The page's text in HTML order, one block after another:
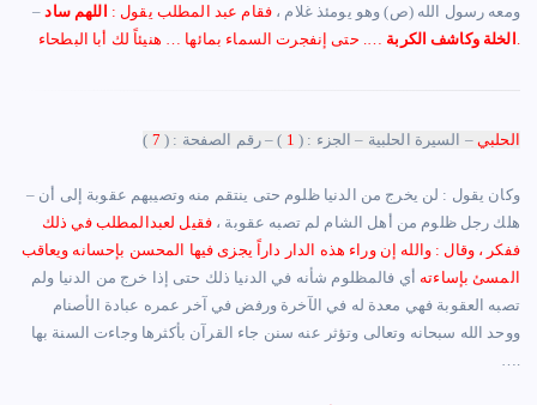
– ‏ومعه رسول الله (ص) وهو يومئذ غلام ،فقام عبد المطلب يقول : اللهم ساد
الخلة وكاشف الكربة
الحلبي– السيرة الحلبية – الجزء : ( 1 ) – رقم الصفحة : ( 7
)
– وكان يقول : لن يخرج من الدنيا ظلوم حتى ينتقم منه وتصيبهم عقوبة إلى أن
هلك رجل ظلوم من أهل الشام لم تصبه عقوبة ، فقيل لعبدالمطلب في ذلك
ففكر ، وقال : والله إن وراء هذه الدار داراً يجزى فيها المحسن بإحسانه ويعاقب
المسئ بإساءته أي فالمظلوم شأنه في الدنيا ذلك حتى إذا خرج من الدنيا ولم
تصبه العقوبة فهي معدة له في الآخرة ورفض في آخر عمره عبادة الأصنام
ووحد الله سبحانه وتعالى وتؤثر عنه سنن جاء القرآن بأكثرها وجاءت السنة بها
….